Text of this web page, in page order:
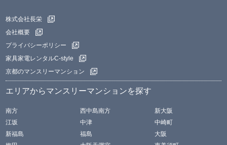
株式会社長栄
会社概要
プライバシーポリシー
家具家電レンタルC-style
京都のマンスリーマンション
エリアからマンスリーマンションを探す
南方 西中島南方
新大阪
江坂
中津
中崎町
新福島
福島
大阪